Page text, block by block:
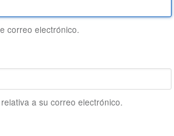
correo electrónico.
a su correo electrónico.